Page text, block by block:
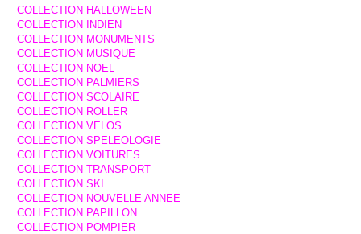
COLLECTION HALLOWEEN
COLLECTION INDIEN
COLLECTION MONUMENTS
COLLECTION MUSIQUE
COLLECTION NOEL
COLLECTION PALMIERS
COLLECTION SCOLAIRE
COLLECTION ROLLER
COLLECTION VELOS
COLLECTION SPELEOLOGIE
COLLECTION VOITURES
COLLECTION TRANSPORT
COLLECTION SKI
COLLECTION NOUVELLE ANNEE
COLLECTION PAPILLON
COLLECTION POMPIER